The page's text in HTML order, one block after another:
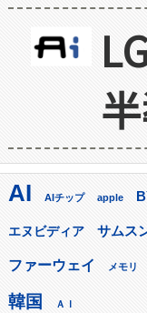
AI AIチップ apple
エヌビディア サムス
ファーウェイ メモリ
韓国 ＡＩ